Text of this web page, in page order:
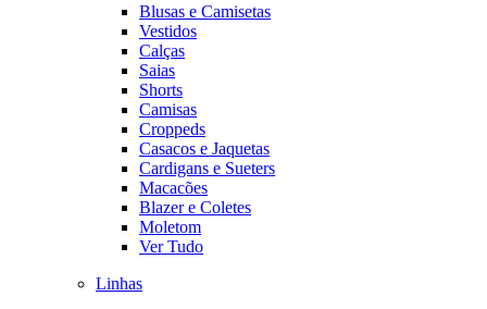
Blusas e Camisetas
Vestidos
Calças
Saias
Shorts
Camisas
Croppeds
Casacos e Jaquetas
Cardigans e Sueters
Macacões
Blazer e Coletes
Moletom
Ver Tudo
Linhas